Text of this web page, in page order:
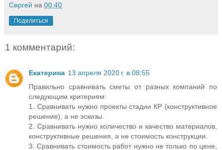
Сергей на 00:40
Поделиться
1 комментарий:
Екатерина 13 апреля 2020 г. в 08:55
Правильно сравнивать сметы от разных компаний по
следующим критериям:
1. Сравнивать нужно проекты стадии КР (конструктивное
решение), а не эскизы.
2. Сравнивать нужно количество и качество материалов,
конструктивные решения, а не стоимость конструкции.
3. Сравнивать стоимость работ нужно не только по цене,